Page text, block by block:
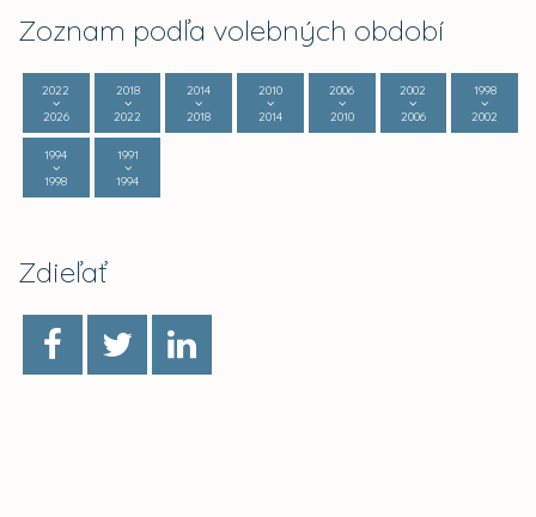
Zoznam podľa volebných období
2022
2026
2018
2022
2014
2018
2010
2014
2006
2010
2002
2006
1998
2002
1994
1998
1991
1994
Zdieľať